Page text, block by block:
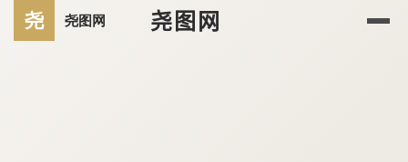
尧图网